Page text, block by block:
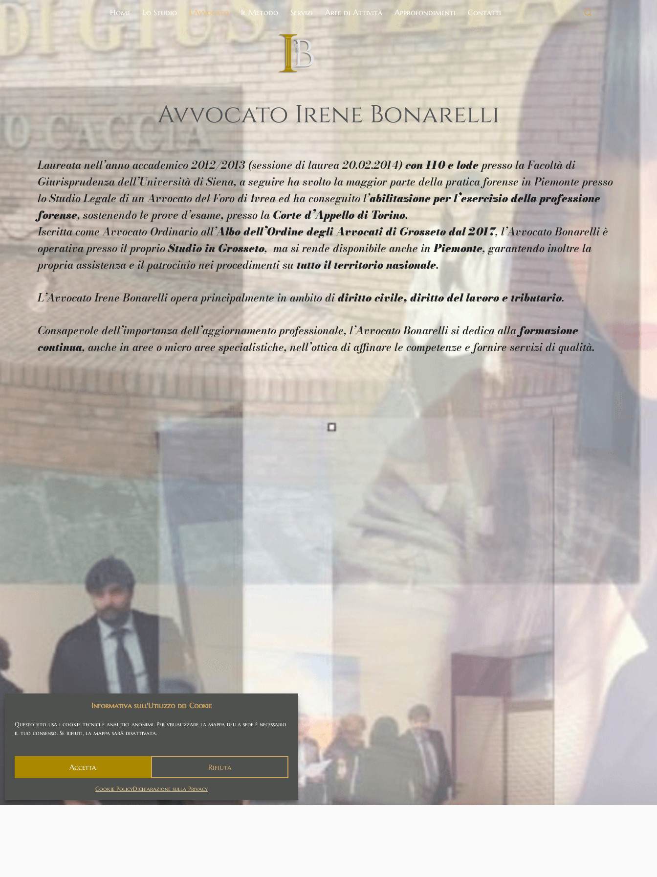
Informativa sull'Utilizzo dei Cookie
Questo sito usa i cookie tecnici e analitici anonimi. Per visualizzare la mappa della sede è necessario
il tuo consenso. Se rifiuti, la mappa sarà disattivata.
Accetta Rifiuta
Cookie PolicyDichiarazione sulla Privacy
Home Lo Studio L’Avvocato Il Metodo Servizi Aree di Attività Approfondimenti Contatti
Home Lo Studio L’Avvocato Servizi
Avvocato Irene Bonarelli
Laureata nell’anno accademico 2012/2013 (sessione di laurea 20.02.2014)con 110 e lodepresso laFacoltà di
Giurisprudenza dell’Università di Siena, a seguire ha svolto la maggior parte della pratica forense in Piemonte presso
lo Studio Legale di un Avvocato del Foro di Ivrea ed ha conseguito l’abilitazione per l’esercizio della professione
forense, sostenendo le prove d’esame, presso la Corte d’Appello di Torino.
Iscritta come Avvocato Ordinario all’Albo dell’Ordine degli Avvocati di Grossetodal 2017, l’Avvocato Bonarelli è
operativapresso il proprioStudio in Grosseto, ma si rende disponibile anche inPiemonte, garantendo inoltre la
propria assistenza e il patrocinio nei procedimenti sututto il territorio nazionale.
L’Avvocato Irene Bonarelli opera principalmente in ambito didiritto civile, diritto del lavoro e tributario.
Consapevole dell’importanza dell’aggiornamento professionale, l’Avvocato Bonarelli si dedica allaformazione
continua, anche in aree o micro aree specialistiche, nell’ottica di affinare le competenze e fornire servizi di qualità.